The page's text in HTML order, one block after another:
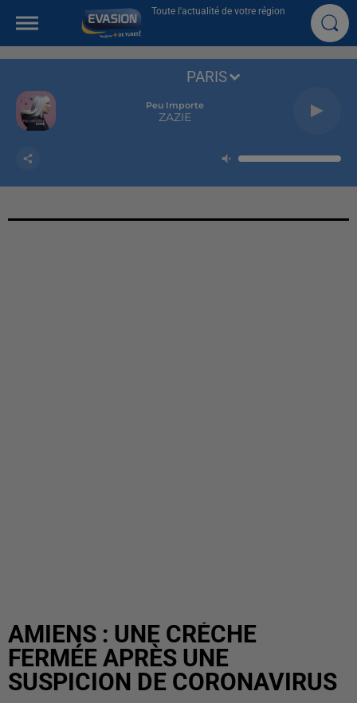
Toute l'actualité de votre région
Peu Importe
ZAZIE
PARIS
AMIENS : UNE CRÈCHE
FERMÉE APRÈS UNE
SUSPICION DE CORONAVIRUS